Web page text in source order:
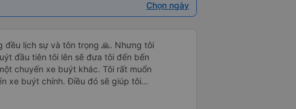
Chọn ngày
đều lịch sự và tôn trọng 🙏. Nhưng tôi
đầu tiên tôi lên sẽ đưa tôi đến bến
chuyến xe buýt khác. Tôi rất muốn
xe buýt chính. Điều đó sẽ giúp tôi
lý nhiều lần. Ngoài ra, xe buýt